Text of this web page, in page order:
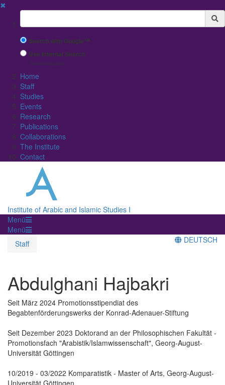
✖
Suchbegriff
Search with Google™
Use Internal Search
(limited result quality)
Home
Staff
Studies
Events
Research
Publications
Collaborations
The Institute
Contact
Institute of Arabic and Islamic Studies I
Menü
Menü
Staff
DEUTSCH
Abdulghani Hajbakri
Seit März 2024 Promotionsstipendiat des
Begabtenförderungswerks der Konrad-Adenauer-Stiftung
Seit Dezember 2023 Doktorand an der Philosophischen Fakultät -
Promotionsfach "Arabistik/Islamwissenschaft", Georg-August-
Universität Göttingen
10/2019 - 03/2022 Komparatistik - Master of Arts, Georg-August-
Universität Göttingen